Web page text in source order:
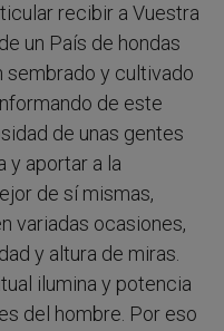
recibir a Vuestra
un País de hondas
sembrado y cultivado
de este
de unas gentes
y aportar a la
de sí mismas,
variadas ocasiones,
y altura de miras.
ilumina y potencia
del hombre. Por eso